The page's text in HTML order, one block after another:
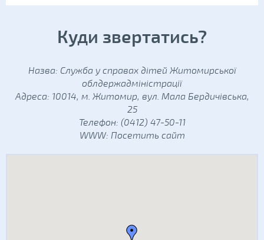
Куди звертатись?
Назва: Служба у справах дітей Житомирської
облдержадміністрації
Адреса: 10014, м. Житомир, вул. Мала Бердичівська,
25
Телефон: (0412) 47-50-11
WWW: Посетить сайт